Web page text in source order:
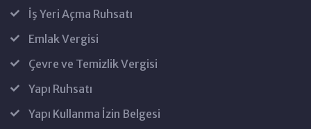
İş Yeri Açma Ruhsatı
Emlak Vergisi
Çevre ve Temizlik Vergisi
Yapı Ruhsatı
Yapı Kullanma İzin Belgesi